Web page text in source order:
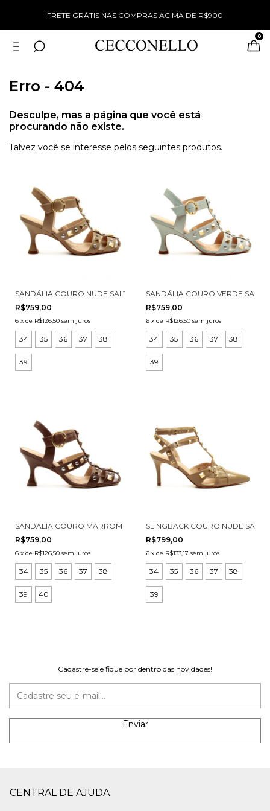
FRETE GRÁTIS NAS COMPRAS ACIMA DE R$900
0
Erro - 404
Desculpe, mas a página que você está
procurando não existe.
Talvez você se interesse pelos seguintes produtos.
SANDÁLIA COURO NUDE SALTO MÉDIO CECCONELLO 3031001-1
R$759,00
6 x de R$126,50 sem juros
34 35 36 37 38
39
SANDÁLIA COURO VERDE
R$759,00
6 x de R$126,50 sem juros
34 35 36 37 38
39
SANDÁLIA COURO MARROM SALTO MÉDIO CECCONELLO 3031001-3
R$759,00
6 x de R$126,50 sem juros
34 35 36 37 38
39 40
SLINGBACK COURO NUDE
R$799,00
6 x de R$133,17 sem juros
34 35 36 37 38
39
Cadastre-se e fique por dentro das novidades!
CENTRAL DE AJUDA